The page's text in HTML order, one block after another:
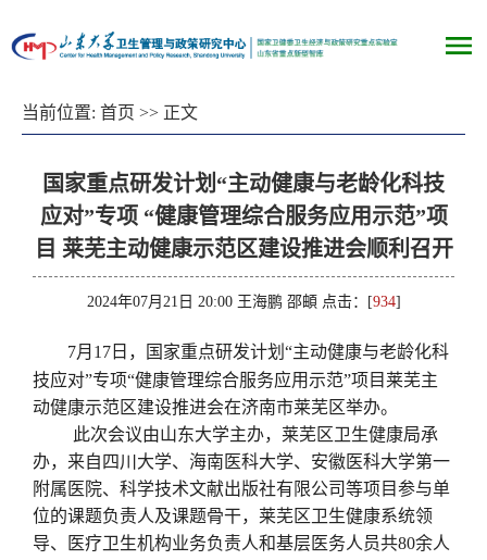
当前位置: 首页 >> 正文
国家重点研发计划“主动健康与老龄化科技
应对”专项 “健康管理综合服务应用示范”项
目 莱芜主动健康示范区建设推进会顺利召开
2024年07月21日 20:00 王海鹏 邵頔 点击：[934]
7月17日，国家重点研发计划“主动健康与老龄化科
技应对”专项“健康管理综合服务应用示范”项目莱芜主
动健康示范区建设推进会在济南市莱芜区举办。
此次会议由山东大学主办，莱芜区卫生健康局承
办，来自四川大学、海南医科大学、安徽医科大学第一
附属医院、科学技术文献出版社有限公司等项目参与单
位的课题负责人及课题骨干，莱芜区卫生健康系统领
导、医疗卫生机构业务负责人和基层医务人员共80余人